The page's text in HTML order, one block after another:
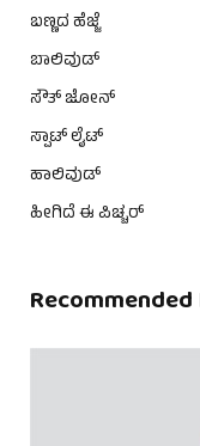
ಬಣ್ಣದ ಹೆಜ್ಜೆ
ಬಾಲಿವುಡ್
ಸೌತ್ ಜೋನ್
ಸ್ಪಾಟ್ ಲೈಟ್
ಹಾಲಿವುಡ್
ಹೀಗಿದೆ ಈ ಪಿಚ್ಚರ್